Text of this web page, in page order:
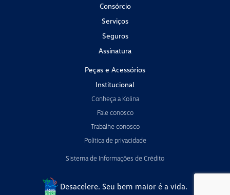
Consórcio
Serviços
Seguros
Assinatura
Peças e Acessórios
Institucional
Conheça a Kolina
Fale conosco
Trabalhe conosco
Política de privacidade
Sistema de Informações de Crédito
Desacelere. Seu bem maior é a vida.